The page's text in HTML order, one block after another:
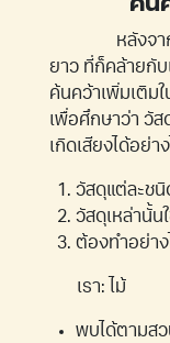
ค้น
หลังจ
ยาว ที่ก็คล้ายกับ
ค้นคว้าเพิ่มเติม
เพื่อศึกษาว่า วั
เกิดเสียงได้อย่า
วัสดุแต่ละชนิ
วัสดุเหล่านั้น
ต้องทำอย่าง
เรา: ไม้
พบได้ตามสว